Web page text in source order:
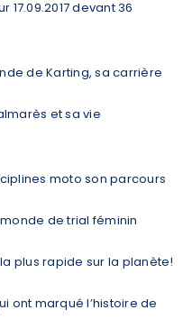
17.09.2017 devant 36
de Karting, sa carrière
et sa vie
moto son parcours
de trial féminin
plus rapide sur la planète!
ont marqué l’histoire de